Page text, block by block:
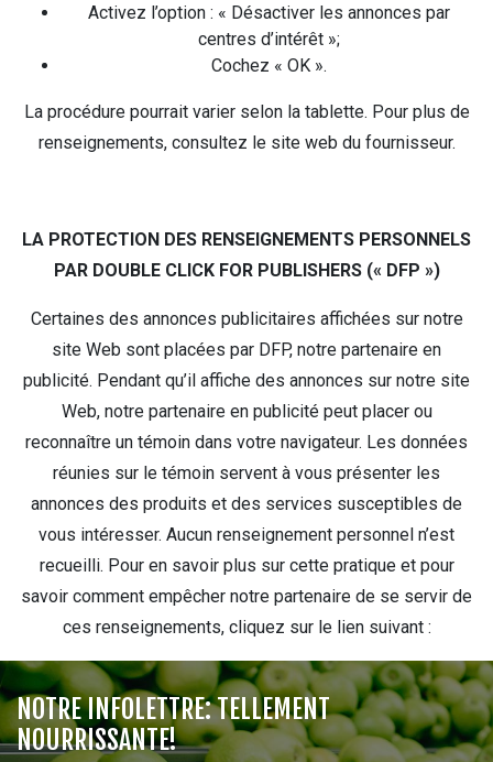
Activez l’option : « Désactiver les annonces par
centres d’intérêt »;
Cochez « OK ».
La procédure pourrait varier selon la tablette. Pour plus de
renseignements, consultez le site web du fournisseur.
LA PROTECTION DES RENSEIGNEMENTS PERSONNELS
PAR DOUBLE CLICK FOR PUBLISHERS (« DFP »)
Certaines des annonces publicitaires affichées sur notre
site Web sont placées par DFP, notre partenaire en
publicité. Pendant qu’il affiche des annonces sur notre site
Web, notre partenaire en publicité peut placer ou
reconnaître un témoin dans votre navigateur. Les données
réunies sur le témoin servent à vous présenter les
annonces des produits et des services susceptibles de
vous intéresser. Aucun renseignement personnel n’est
recueilli. Pour en savoir plus sur cette pratique et pour
savoir comment empêcher notre partenaire de se servir de
ces renseignements, cliquez sur le lien suivant :
NOTRE INFOLETTRE: TELLEMENT
NOURRISSANTE!